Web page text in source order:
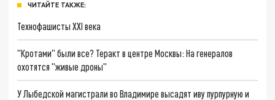
ЧИТАЙТЕ ТАКЖЕ:
Технофашисты XXI века
"Кротами" были все? Теракт в центре Москвы: На генералов
охотятся "живые дроны"
У Лыбедской магистрали во Владимире высадят иву пурпурную и